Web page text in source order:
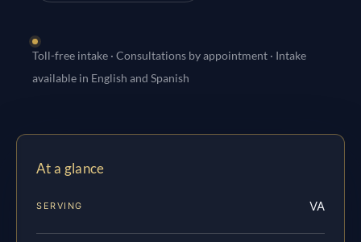
Toll-free intake · Consultations by appointment · Intake
available in English and Spanish
At a glance
SERVING VA